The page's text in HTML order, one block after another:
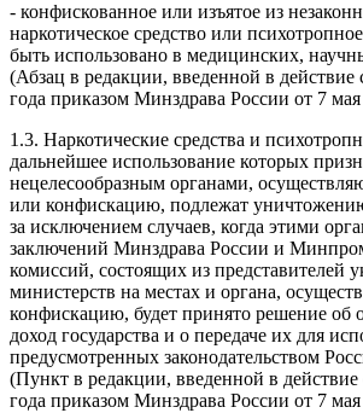
- конфискованное или изъятое из
наркотическое средство или
быть использовано в медицинских,
(Абзац в редакции, введенной в действие
года приказом Минздрава России от 7
1.3. Наркотические средства и
дальнейшее использование которых
нецелесообразным органами,
или конфискацию, подлежат
за исключением случаев, когда этими
заключений Минздрава России и
комиссий, состоящих из представителей
министерств на местах и органа,
конфискацию, будет принято решение об
доход государства и о передаче их для
предусмотренных законодательством
(Пункт в редакции, введенной в действие
года приказом Минздрава России от 7